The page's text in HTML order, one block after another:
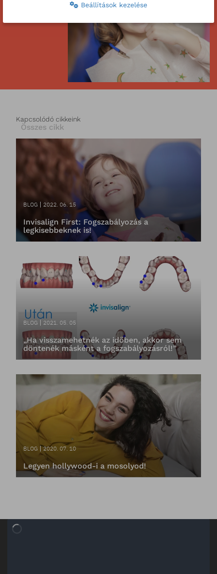
Kapcsolódó cikkeink
Összes cikk
BLOG 2022. 06. 15
Invisalign First: Fogszabályozás a
legkisebbeknek is!
BLOG 2021. 05. 05
„Ha visszamehetnék az időben, akkor sem
döntenék másként a fogszabályozásról!”
BLOG 2020. 07. 10
Legyen hollywood-i a mosolyod!
Beállítások kezelése